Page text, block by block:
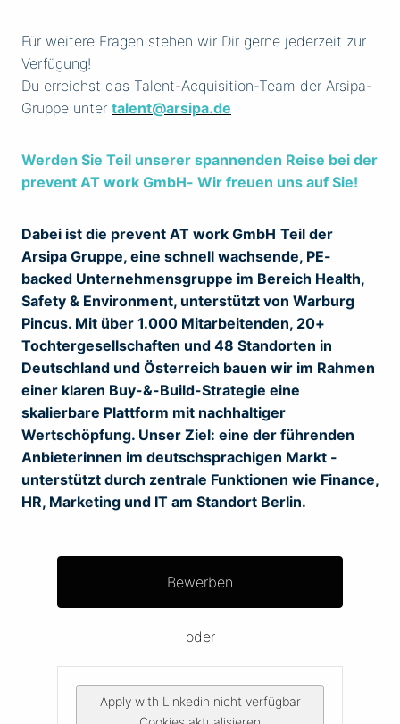
Für weitere Fragen stehen wir Dir gerne jederzeit zur
Verfügung!
Du erreichst das Talent-Acquisition-Team der Arsipa-
Gruppe unter talent@arsipa.de
Werden Sie Teil unserer spannenden Reise bei der
prevent AT work GmbH- Wir freuen uns auf Sie!
Dabei ist die prevent AT work GmbH Teil der
Arsipa Gruppe, eine schnell wachsende, PE-
backed Unternehmensgruppe im Bereich Health,
Safety & Environment, unterstützt von Warburg
Pincus. Mit über 1.000 Mitarbeitenden, 20+
Tochtergesellschaften und 48 Standorten in
Deutschland und Österreich bauen wir im Rahmen
einer klaren Buy-&-Build-Strategie eine
skalierbare Plattform mit nachhaltiger
Wertschöpfung. Unser Ziel: eine der führenden
Anbieterinnen im deutschsprachigen Markt -
unterstützt durch zentrale Funktionen wie Finance,
HR, Marketing und IT am Standort Berlin.
Bewerben
oder
Apply with Linkedin nicht verfügbar